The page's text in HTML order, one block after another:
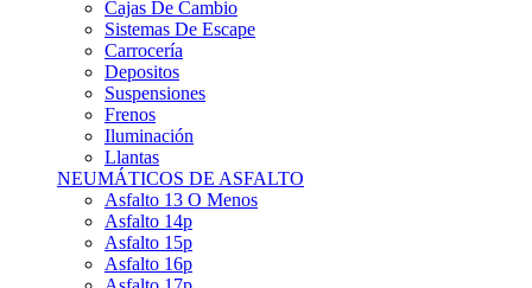
Carrocería
Depositos
Suspensiones
Frenos
Iluminación
Llantas
NEUMÁTICOS DE ASFALTO
Asfalto 13 O Menos
Asfalto 14p
Asfalto 15p
Asfalto 16p
Asfalto 17p
Asfalto >= 18p